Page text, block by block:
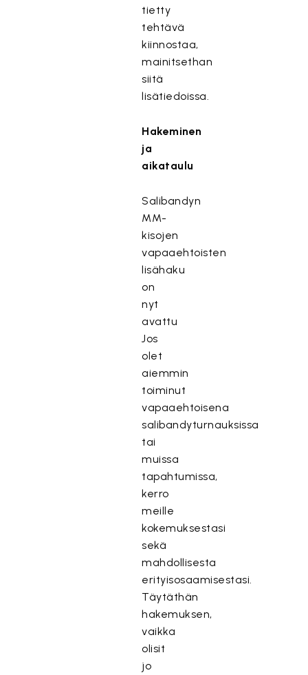
tietty
tehtävä
kiinnostaa,
mainitsethan
siitä
lisätiedoissa.
Hakeminen
ja
aikataulu
Salibandyn
MM-
kisojen
vapaaehtoisten
lisähaku
on
nyt
avattu
Jos
olet
aiemmin
toiminut
vapaaehtoisena
salibandyturnauksissa
tai
muissa
tapahtumissa,
kerro
meille
kokemuksestasi
sekä
mahdollisesta
erityisosaamisestasi.
Täytäthän
hakemuksen,
vaikka
olisit
jo